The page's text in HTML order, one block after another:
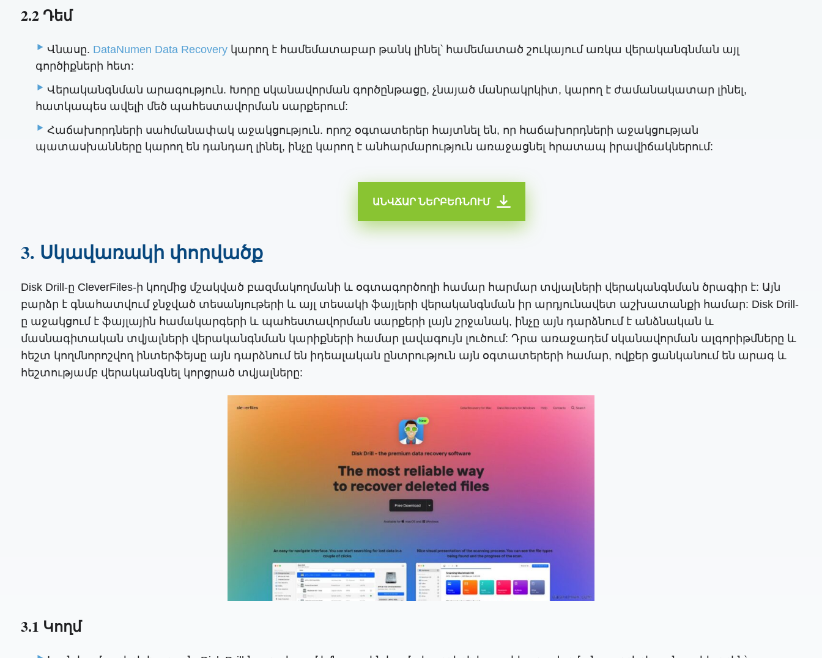
2.2 Դեմ
Վնասը. DataNumen Data Recovery կարող է համեմատաբար թանկ լինել՝ համեմատած շուկայում առկա վերականգնման այլ
գործիքների հետ:
Վերականգնման արագություն. Խորը սկանավորման գործընթացը, չնայած մանրակրկիտ, կարող է ժամանակատար լինել,
հատկապես ավելի մեծ պահեստավորման սարքերում:
Հաճախորդների սահմանափակ աջակցություն. որոշ օգտատերեր հայտնել են, որ հաճախորդների աջակցության
պատասխանները կարող են դանդաղ լինել, ինչը կարող է անհարմարություն առաջացնել հրատապ իրավիճակներում:
ԱՆՎՃԱՐ ՆԵՐԲԵՌՆՈՒՄ
3. Սկավառակի փորվածք
Disk Drill-ը CleverFiles-ի կողմից մշակված բազմակողմանի և օգտագործողի համար հարմար տվյալների վերականգնման ծրագիր է: Այն
բարձր է գնահատվում ջնջված տեսանյութերի և այլ տեսակի ֆայլերի վերականգնման իր արդյունավետ աշխատանքի համար: Disk Drill-
ը աջակցում է ֆայլային համակարգերի և պահեստավորման սարքերի լայն շրջանակ, ինչը այն դարձնում է անձնական և
մասնագիտական ​​տվյալների վերականգնման կարիքների համար լավագույն լուծում: Դրա առաջադեմ սկանավորման ալգորիթմները և
հեշտ կողմնորոշվող ինտերֆեյսը այն դարձնում են իդեալական ընտրություն այն օգտատերերի համար, ովքեր ցանկանում են արագ և
հեշտությամբ վերականգնել կորցրած տվյալները:
3.1 Կողմ